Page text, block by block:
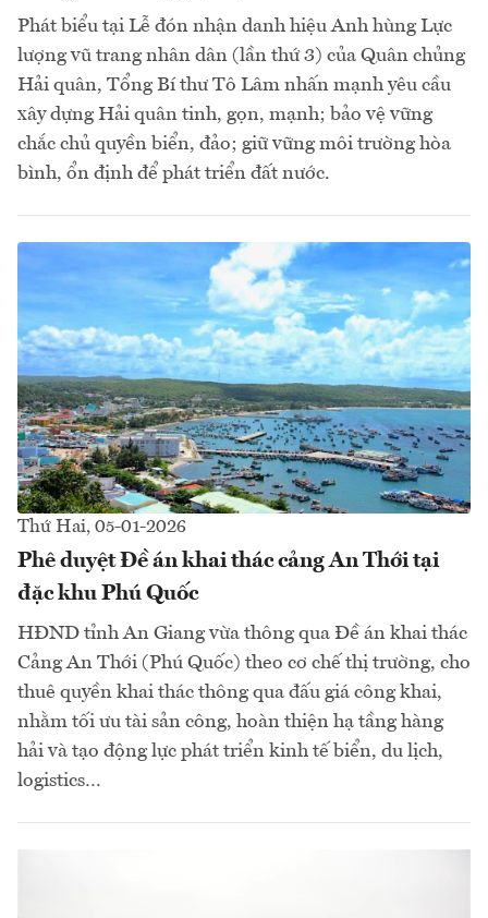
Phát biểu tại Lễ đón nhận danh hiệu Anh hùng Lực
lượng vũ trang nhân dân (lần thứ 3) của Quân chủng
Hải quân, Tổng Bí thư Tô Lâm nhấn mạnh yêu cầu
xây dựng Hải quân tinh, gọn, mạnh; bảo vệ vững
chắc chủ quyền biển, đảo; giữ vững môi trường hòa
bình, ổn định để phát triển đất nước.
Thứ Hai, 05-01-2026
Phê duyệt Đề án khai thác cảng An Thới tại
đặc khu Phú Quốc
HĐND tỉnh An Giang vừa thông qua Đề án khai thác
Cảng An Thới (Phú Quốc) theo cơ chế thị trường, cho
thuê quyền khai thác thông qua đấu giá công khai,
nhằm tối ưu tài sản công, hoàn thiện hạ tầng hàng
hải và tạo động lực phát triển kinh tế biển, du lịch,
logistics…